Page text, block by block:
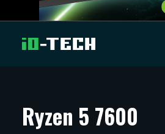
ARTIKKELIT
Ryzen 5 7600